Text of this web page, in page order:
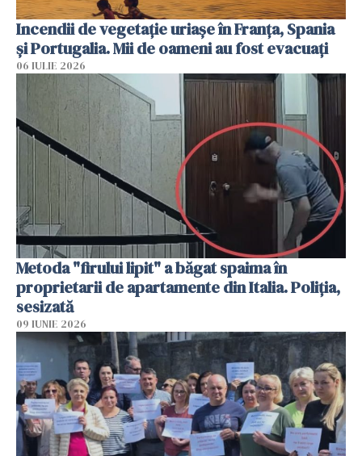
Incendii de vegetație uriașe în Franța, Spania
și Portugalia. Mii de oameni au fost evacuați
06 IULIE 2026
Metoda "firului lipit" a băgat spaima în
proprietarii de apartamente din Italia. Poliția,
sesizată
09 IUNIE 2026